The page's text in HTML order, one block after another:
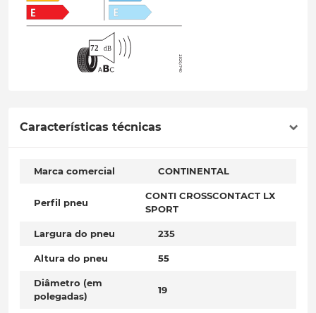
Características técnicas
Marca comercial CONTINENTAL
Perfil pneu
CONTI CROSSCONTACT LX
SPORT
Largura do pneu 235
Altura do pneu 55
Diâmetro (em
polegadas)
19